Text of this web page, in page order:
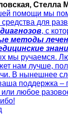
Стелла
помощи мы
для
, с
методы
мы ручаемся.
нам лучше,
В нынешнее
поддержка –
любое